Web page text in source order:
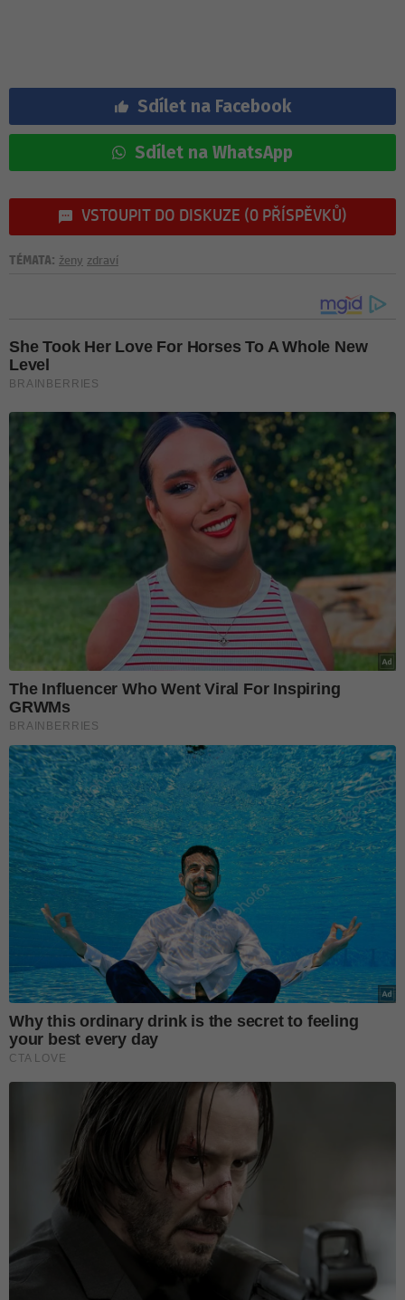
Sdílet na Facebook
Sdílet na WhatsApp
VSTOUPIT DO DISKUZE (0 PŘÍSPĚVKŮ)
TÉMATA: ženy zdraví